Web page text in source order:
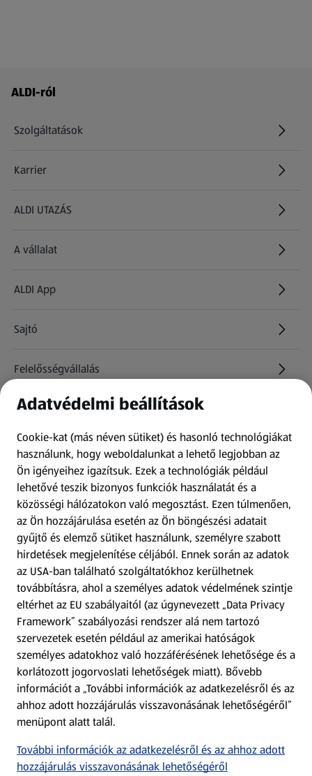
Láblécmenü - további linkek
ALDI-ról
Szolgáltatások
Karrier
(új oldalon nyílik meg)
ALDI UTAZÁS
(új oldalon nyílik meg)
A vállalat
ALDI App
Sajtó
Felelősségvállalás
Információk
Kérdőív
Fizetési lehetőségek
ALDI utalványok
Árcsökkentés
Adattörlő alkalmazás
Szervizpont
(új oldalon nyílik meg)
Fedezz fel minket az interneten!
Töltsd le az ALDI Magyarország applikációt!
Adatvédelmi beállítások
Cookie-kat (más néven sütiket) és hasonló technológiákat
használunk, hogy weboldalunkat a lehető legjobban az
Ön igényeihez igazítsuk. Ezek a technológiák például
lehetővé teszik bizonyos funkciók használatát és a
közösségi hálózatokon való megosztást. Ezen túlmenően,
az Ön hozzájárulása esetén az Ön böngészési adatait
gyűjtő és elemző sütiket használunk, személyre szabott
hirdetések megjelenítése céljából. Ennek során az adatok
az USA-ban található szolgáltatókhoz kerülhetnek
továbbításra, ahol a személyes adatok védelmének szintje
eltérhet az EU szabályaitól (az úgynevezett „Data Privacy
Framework” szabályozási rendszer alá nem tartozó
szervezetek esetén például az amerikai hatóságok
személyes adatokhoz való hozzáférésének lehetősége és a
korlátozott jogorvoslati lehetőségek miatt). Bővebb
információt a „További információk az adatkezelésről és az
ahhoz adott hozzájárulás visszavonásának lehetőségéről”
menüpont alatt talál.
További információk az adatkezelésről és az ahhoz adott
hozzájárulás visszavonásának lehetőségéről